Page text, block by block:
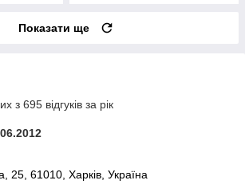
Показати ще
з 695 відгуків за рік
25, 61010, Харків, Україна